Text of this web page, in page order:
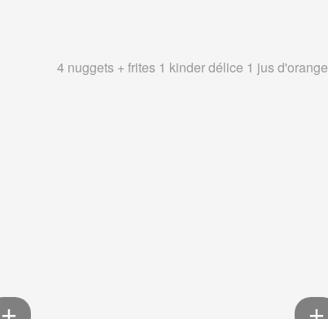
4 nuggets + frites 1 kinder délice 1 jus d'orange